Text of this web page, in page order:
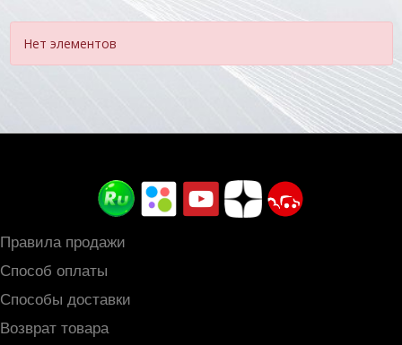
Нет элементов
Правила продажи
Способ оплаты
Способы доставки
Возврат товара